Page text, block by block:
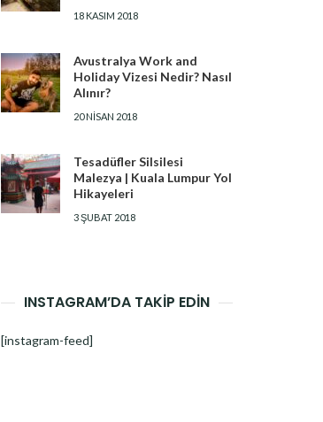
18 KASIM 2018
Avustralya Work and
Holiday Vizesi Nedir? Nasıl
Alınır?
20 NISAN 2018
Tesadüfler Silsilesi
Malezya | Kuala Lumpur Yol
Hikayeleri
3 ŞUBAT 2018
INSTAGRAM’DA TAKİP EDİN
[instagram-feed]